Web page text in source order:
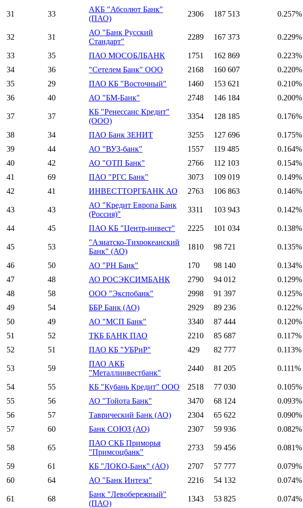
31 33
АКБ "Абсолют Банк"
(ПАО)
2306 187 513 0.257%
32 31
АО "Банк Русский
Стандарт"
2289 167 373 0.229%
33 35 ПАО МОСОБЛБАНК 1751 162 869 0.223%
34
36 "Сетелем Банк" ООО 2168 160 607 0.220%
35
29 ПАО КБ "Восточный" 1460 153 621 0.210%
36
40 АО "БМ-Банк" 2748 146 184 0.200%
37 37
КБ "Ренессанс Кредит"
(ООО)
3354 128 185 0.176%
38 34 ПАО Банк ЗЕНИТ 3255 127 696 0.175%
39
44 АО "ВУЗ-банк" 1557 119 485 0.164%
40
42 АО "ОТП Банк" 2766 112 103 0.154%
41
69 ПАО "РГС Банк" 3073 109 019 0.149%
42
41 ИНВЕСТТОРГБАНК АО 2763 106 863 0.146%
43 43
АО "Кредит Европа Банк
(Россия)"
3311 103 943 0.142%
44 45 ПАО КБ "Центр-инвест" 2225 101 034 0.138%
45 53
"Азиатско-Тихоокеанский
Банк" (АО)
1810 98 721 0.135%
46 50 АО "РН Банк" 170 98 140 0.134%
47
48 АО РОСЭКСИМБАНК 2790 94 012 0.129%
48
58 ООО "Экспобанк" 2998 91 397 0.125%
49
54 ББР Банк (АО) 2929 89 236 0.122%
50
49 АО "МСП Банк" 3340 87 444 0.120%
51
52 ТКБ БАНК ПАО 2210 85 687 0.117%
52
51 ПАО КБ "УБРиР" 429 82 777 0.113%
53 59
ПАО АКБ
"Металлинвестбанк"
2440 81 205 0.111%
54 55 КБ "Кубань Кредит" ООО 2518 77 030 0.105%
55
56 АО "Тойота Банк" 3470 68 124 0.093%
56
57 Таврический Банк (АО) 2304 65 622 0.090%
57
60 Банк СОЮЗ (АО) 2307 59 936 0.082%
58 65
ПАО СКБ Приморья
"Примсоцбанк"
2733 59 456 0.081%
59 61 КБ "ЛОКО-Банк" (АО) 2707 57 777 0.079%
60
64 АО "Банк Интеза" 2216 54 132 0.074%
61 68
Банк "Левобережный"
(ПАО)
1343 53 825 0.074%